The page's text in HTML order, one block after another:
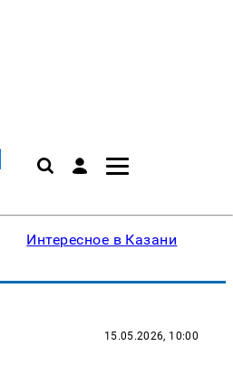
Интересное в Казани
15.05.2026, 10:00